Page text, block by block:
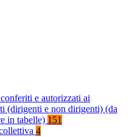
e autorizzati ai
(dirigenti e non dirigenti) (da
in tabelle) 151
4